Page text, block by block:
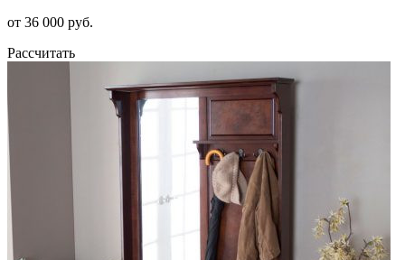
от 36 000 руб.
Рассчитать